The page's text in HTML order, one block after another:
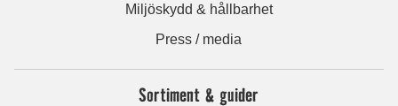
Miljöskydd & hållbarhet
Press / media
Sortiment & guider